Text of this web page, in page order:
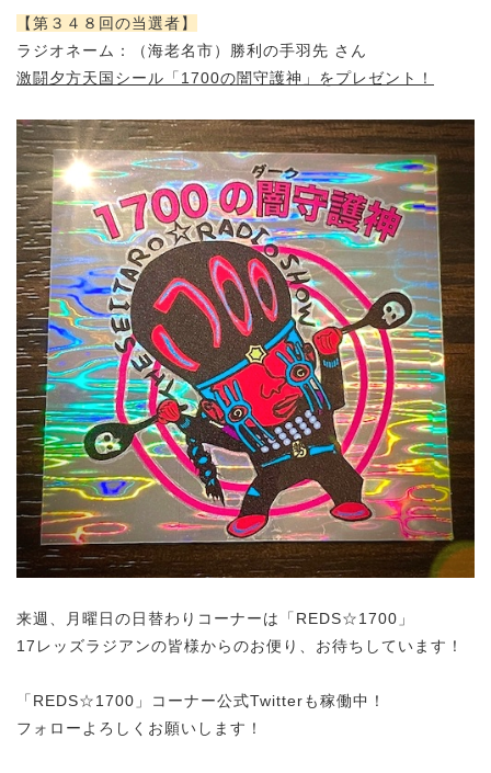
【第３４８回の当選者】
ラジオネーム：（海老名市）
勝利の手羽先 さん
激闘夕方天国シール「1700の闇守護神」をプレゼント！
来週、月曜日の日替わりコーナーは「REDS☆1700」
17レッズラジアンの皆様からのお便り、お待ちしています！
「REDS☆1700」コーナー公式Twitterも稼働中！
フォローよろしくお願いします！